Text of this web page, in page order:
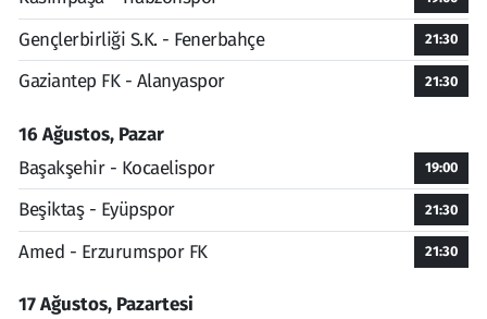
Gençlerbirliği S.K. - Fenerbahçe 21:30
Gaziantep FK - Alanyaspor 21:30
16 Ağustos, Pazar
Başakşehir - Kocaelispor
19:00
Beşiktaş - Eyüpspor 21:30
Amed - Erzurumspor FK 21:30
17 Ağustos, Pazartesi